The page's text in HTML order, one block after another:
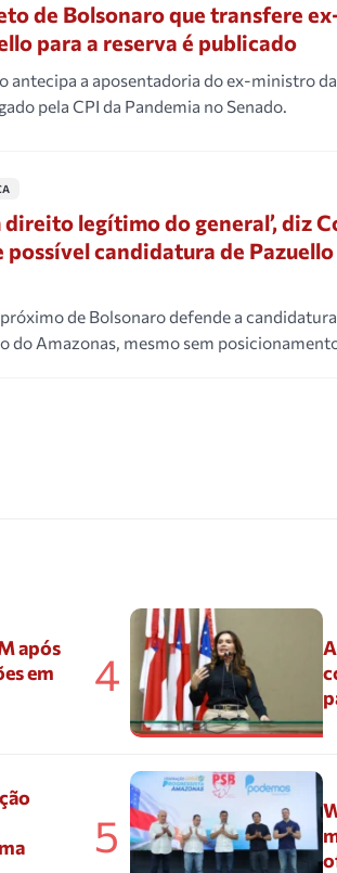
de Bolsonaro que transfere
para a reserva é publicado
antecipa a aposentadoria do ex-ministro
pela CPI da Pandemia no Senado.
direito legítimo do general’, diz
possível candidatura de
de Bolsonaro defende a
do Amazonas, mesmo sem
após
em
4
5